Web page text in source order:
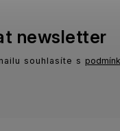
newsletter
souhlasíte s